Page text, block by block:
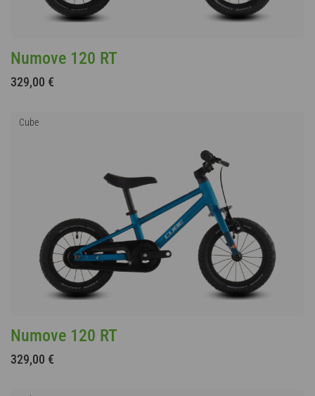
Numove 120 RT
329,00 €
Numove 120 RT
Cube
329,00 €